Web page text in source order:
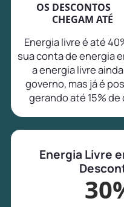
OS DESCONTOS
CHEGAM ATÉ
Energia livre é até
sua conta de energia
a energia livre
governo, mas já é
gerando até 15%
Energia Livre